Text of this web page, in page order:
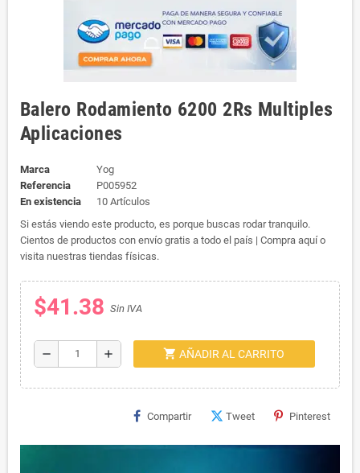
Balero Rodamiento 6200 2Rs Multiples
Aplicaciones
Marca
Yog
Referencia
P005952
En existencia
10 Artículos
Si estás viendo este producto, es porque buscas rodar tranquilo.
Cientos de productos con envío gratis a todo el país | Compra aquí o
visita nuestras tiendas físicas.
$41.38 Sin IVA
remove add shopping_cart AÑADIR AL CARRITO
Compartir Tweet Pinterest